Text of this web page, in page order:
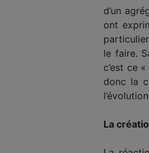
d’un
ont
le faire.
c’est ce
donc la
La